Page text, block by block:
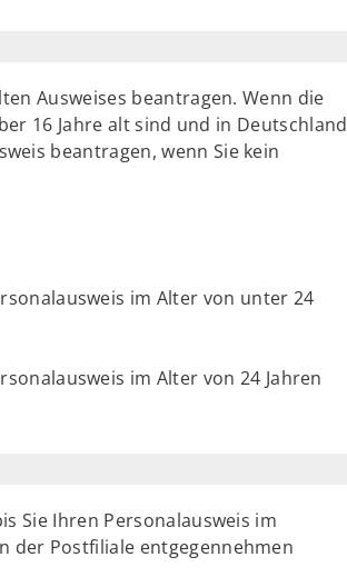
Ausweises beantragen. Wenn die
16 Jahre alt sind und in Deutschland
beantragen, wenn Sie kein
im Alter von unter 24
im Alter von 24 Jahren
Sie Ihren Personalausweis im
der Postfiliale entgegennehmen